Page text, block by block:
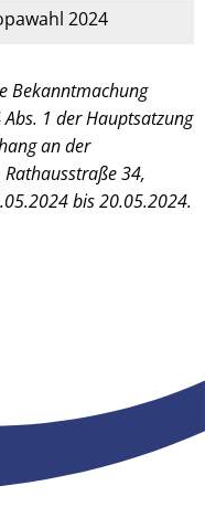
2024
Bekanntmachung
1 der Hauptsatzung
an der
34,
bis 20.05.2024.